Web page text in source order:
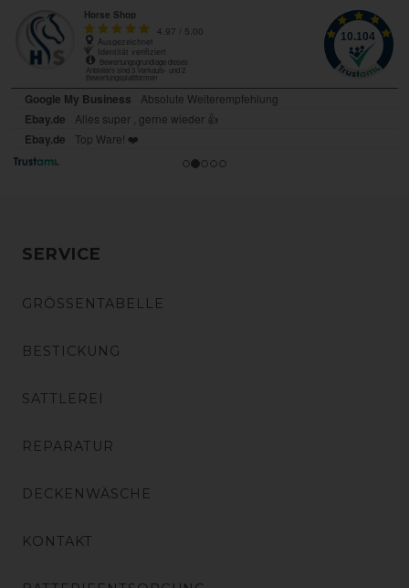
SERVICE
GRÖSSENTABELLE
BESTICKUNG
SATTLEREI
REPARATUR
DECKENWÄSCHE
KONTAKT